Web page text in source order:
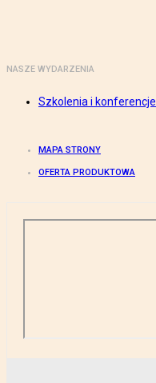
NASZE WYDARZENIA
Szkolenia i konferencje
MAPA STRONY
OFERTA PRODUKTOWA